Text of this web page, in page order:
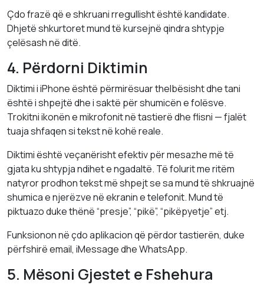
Çdo frazë që e shkruani rregullisht është kandidate.
Dhjetë shkurtoret mund të kursejnë qindra shtypje
çelësash në ditë.
4. Përdorni Diktimin
Diktimi i iPhone është përmirësuar thelbësisht dhe tani
është i shpejtë dhe i saktë për shumicën e folësve.
Trokitni ikonën e mikrofonit në tastierë dhe flisni — fjalët
tuaja shfaqen si tekst në kohë reale.
Diktimi është veçanërisht efektiv për mesazhe më të
gjata ku shtypja ndihet e ngadaltë. Të folurit me ritëm
natyror prodhon tekst më shpejt se sa mund të shkruajnë
shumica e njerëzve në ekranin e telefonit. Mund të
piktuazo duke thënë “presje”, “pikë”, “pikëpyetje” etj.
Funksionon në çdo aplikacion që përdor tastierën, duke
përfshirë email, iMessage dhe WhatsApp.
5. Mësoni Gjestet e Fshehura